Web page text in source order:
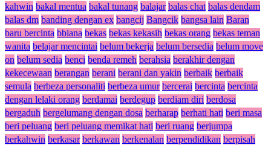
kahwin bakal mentua bakal tunang balajar balas chat balas dendam
balas dm banding dengan ex bangcij Bangcik bangsa lain Baran
baru bercinta bbiana bekas bekas kekasih bekas orang bekas teman
wanita belajar mencintai belum bekerja belum bersedia belum move
on belum sedia benci benda remeh berahsia berakhir dengan
kekecewaan berangan berani berani dan yakin berbaik berbaik
semula berbeza personaliti berbeza umur bercerai bercinta bercinta
dengan lelaki orang berdamai berdegup berdiam diri berdosa
bergaduh bergelumang dengan dosa berharap berhati hati beri masa
beri peluang beri peluang memikat hati beri ruang berjumpa
berkahwin berkasar berkawan berkenalan berpendidikan berpisah